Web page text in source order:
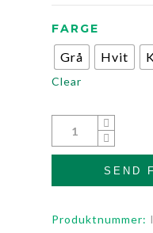
FARGE
Grå Hvit
Clear
SEND
Produktnummer: